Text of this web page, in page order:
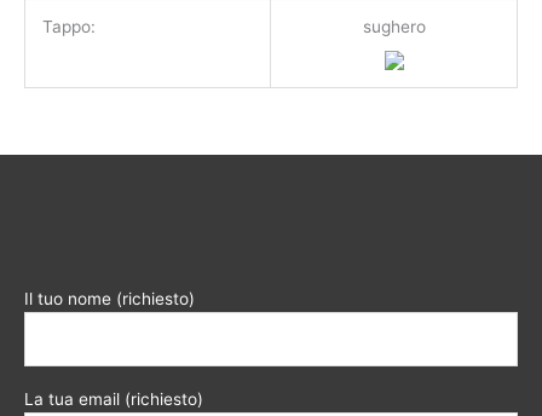
Tappo: sughero
Il tuo nome (richiesto)
La tua email (richiesto)